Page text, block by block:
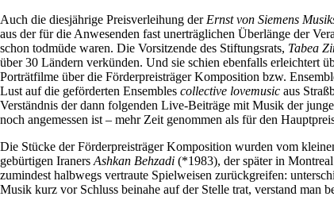
Auch die diesjährige Preisverleihung der Ernst von Siemens
aus der für die Anwesenden fast unerträglichen Überlänge der
schon todmüde waren. Die Vorsitzende des Stiftungsrats, Tabea
über 30 Ländern verkünden. Und sie schien ebenfalls erleichtert
Porträtfilme über die Förderpreisträger Komposition bzw.
Lust auf die geförderten Ensembles collective lovemusic aus
Verständnis der dann folgenden Live-Beiträge mit Musik der
noch angemessen ist – mehr Zeit genommen als für den
Die Stücke der Förderpreisträger Komposition wurden vom
gebürtigen Iraners Ashkan Behzadi (*1983), der später in
zumindest halbwegs vertraute Spielweisen zurückgreifen:
Musik kurz vor Schluss beinahe auf der Stelle trat, verstand man